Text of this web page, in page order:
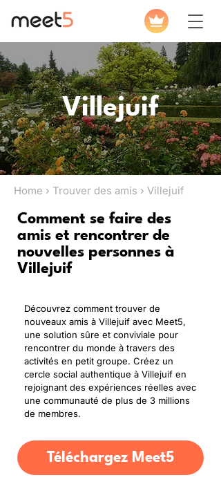
Villejuif
Home › Trouver des amis › Villejuif
Comment se faire des
amis et rencontrer de
nouvelles personnes à
Villejuif
Découvrez comment trouver de
nouveaux amis à Villejuif avec Meet5,
une solution sûre et conviviale pour
rencontrer du monde à travers des
activités en petit groupe. Créez un
cercle social authentique à Villejuif en
rejoignant des expériences réelles avec
une communauté de plus de 3 millions
de membres.
Téléchargez Meet5